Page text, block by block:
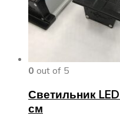
0 out of 5
Светильник
см